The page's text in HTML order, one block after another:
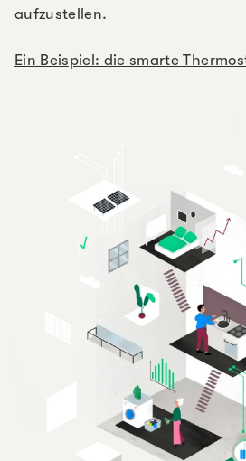
aufzustellen.
Ein Beispiel: die smarte